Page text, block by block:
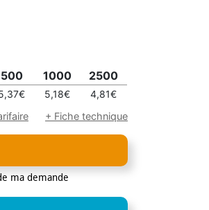
500 1000
2500
5,18€
4,81€
+ Fiche technique
ma demande